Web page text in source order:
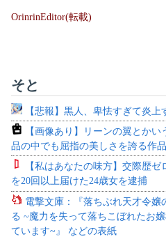
OrinrinEditor(転載)
そと
【悲報】黒人、卑怯すぎて炎上
【画像あり】リーンの翼とか
品の中でも屈指の美しさを誇る作品
【私はあなたの味方】交際歴
を20回以上届けた24歳女を逮捕
電撃文庫：『落ちぶれ天才令
る ~魔力を失って落ちこぼれたお
ています~』 などの表紙